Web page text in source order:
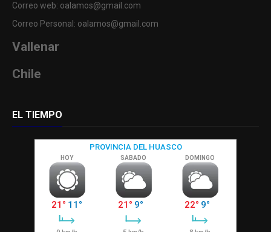
Correo web: oalamos@gmail.com
Correo Personal: oalamos@gmail.com
Vallenar
Chile
EL TIEMPO